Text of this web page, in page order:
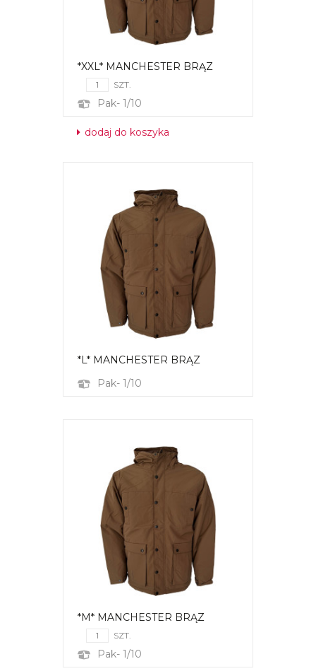
*XXL* MANCHESTER BRĄZ
SZT.
Pak- 1/10
dodaj do koszyka
*L* MANCHESTER BRĄZ
Pak- 1/10
*M* MANCHESTER BRĄZ
SZT.
Pak- 1/10